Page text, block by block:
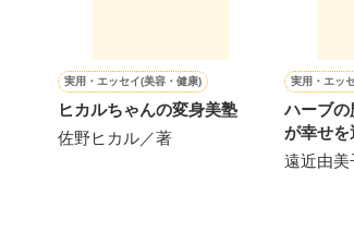
実用・エッセイ(美容・健康)
ヒカルちゃんの変身美塾
佐野ヒカル／著
実用・エッ
ハーブの
が幸せを
遠近由美